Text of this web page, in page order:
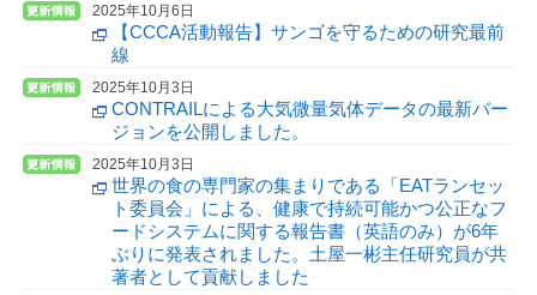
2025年10月6日
【CCCA活動報告】サンゴを守るための研究最前
線
2025年10月3日
CONTRAILによる大気微量気体データの最新バー
ジョンを公開しました。
2025年10月3日
世界の食の専門家の集まりである「EATランセッ
ト委員会」による、健康で持続可能かつ公正なフ
ードシステムに関する報告書（英語のみ）が6年
ぶりに発表されました。土屋一彬主任研究員が共
著者として貢献しました